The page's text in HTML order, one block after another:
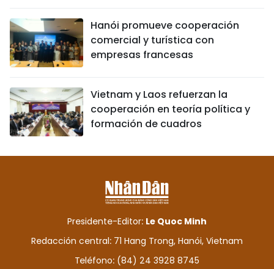
Hanói promueve cooperación
comercial y turística con
empresas francesas
Vietnam y Laos refuerzan la
cooperación en teoría política y
formación de cuadros
Presidente-Editor: Le Quoc Minh
Redacción central: 71 Hang Trong, Hanói, Vietnam
Teléfono: (84) 24 3928 8745